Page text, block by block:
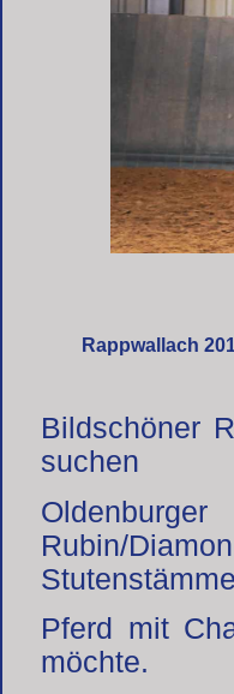
Rappwallach
Bildschöner
suchen
Rubin/
Pferd mit
möchte.